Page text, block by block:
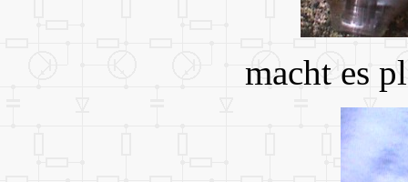
macht es